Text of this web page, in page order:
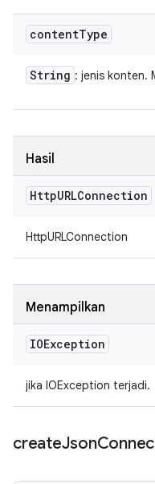
contentType
String : jenis konten.
Hasil
HttpURLConnection
HttpURLConnection
Menampilkan
IOException
jika IOException terjadi.
createJson